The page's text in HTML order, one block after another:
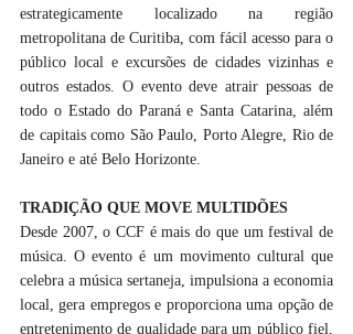
estrategicamente localizado na região
metropolitana de Curitiba, com fácil acesso para o
público local e excursões de cidades vizinhas e
outros estados. O evento deve atrair pessoas de
todo o Estado do Paraná e Santa Catarina, além
de capitais como São Paulo, Porto Alegre, Rio de
Janeiro e até Belo Horizonte.
TRADIÇÃO QUE MOVE MULTIDÕES
Desde 2007, o CCF é mais do que um festival de
música. O evento é um movimento cultural que
celebra a música sertaneja, impulsiona a economia
local, gera empregos e proporciona uma opção de
entretenimento de qualidade para um público fiel,